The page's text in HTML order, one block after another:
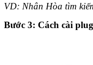
VD: Nhân Hòa tìm
Bước 3: Cách cài